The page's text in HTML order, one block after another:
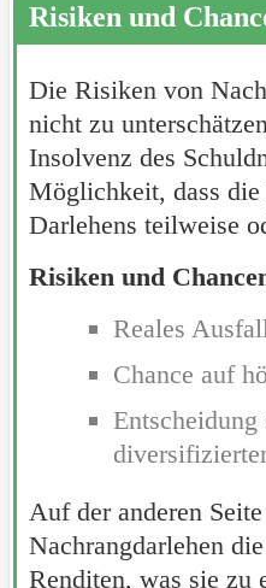
Risiken und
Die Risiken von
nicht zu
Insolvenz des
Möglichkeit, dass die
Darlehens teilweise
Risiken und
Reales
Chance auf
Auf der anderen
Nachrangdarlehen
Renditen, was sie zu